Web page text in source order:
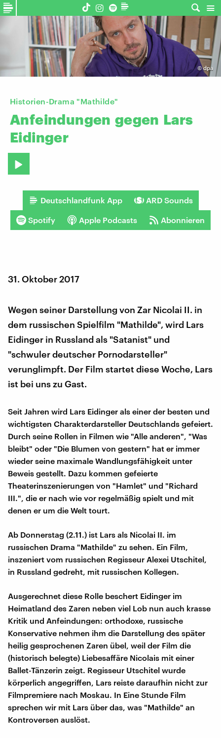
©dpa
Historien-Drama "Mathilde"
Anfeindungen gegen Lars
Eidinger
Deutschlandfunk App ARD Sounds
Spotify Apple Podcasts Abonnieren
31. Oktober 2017
Wegen seiner Darstellung von Zar Nicolai II. in
dem russischen Spielfilm "Mathilde", wird Lars
Eidinger in Russland als "Satanist" und
"schwuler deutscher Pornodarsteller"
verunglimpft. Der Film startet diese Woche, Lars
ist bei uns zu Gast.
Seit Jahren wird Lars Eidinger als einer der besten und
wichtigsten Charakterdarsteller Deutschlands gefeiert.
Durch seine Rollen in Filmen wie "Alle anderen", "Was
bleibt" oder "Die Blumen von gestern" hat er immer
wieder seine maximale Wandlungsfähigkeit unter
Beweis gestellt. Dazu kommen gefeierte
Theaterinszenierungen von "Hamlet" und "Richard
III.", die er nach wie vor regelmäßig spielt und mit
denen er um die Welt tourt.
Ab Donnerstag (2.11.) ist Lars als Nicolai II. im
russischen Drama "Mathilde" zu sehen. Ein Film,
inszeniert vom russischen Regisseur Alexei Utschitel,
in Russland gedreht, mit russischen Kollegen.
Ausgerechnet diese Rolle beschert Eidinger im
Heimatland des Zaren neben viel Lob nun auch krasse
Kritik und Anfeindungen: orthodoxe, russische
Konservative nehmen ihm die Darstellung des später
heilig gesprochenen Zaren übel, weil der Film die
(historisch belegte) Liebesaffäre Nicolais mit einer
Ballet-Tänzerin zeigt. Regisseur Utschitel wurde
körperlich angegriffen, Lars reiste daraufhin nicht zur
Filmpremiere nach Moskau. In Eine Stunde Film
sprechen wir mit Lars über das, was "Mathilde" an
Kontroversen auslöst.